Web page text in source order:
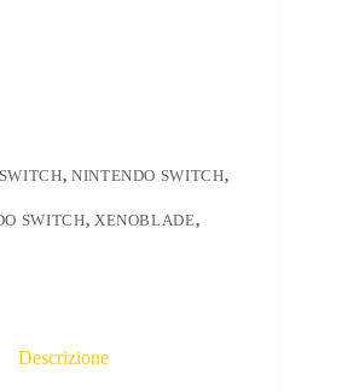
, NINTENDO SWITCH,
SWITCH, XENOBLADE,
Descrizione